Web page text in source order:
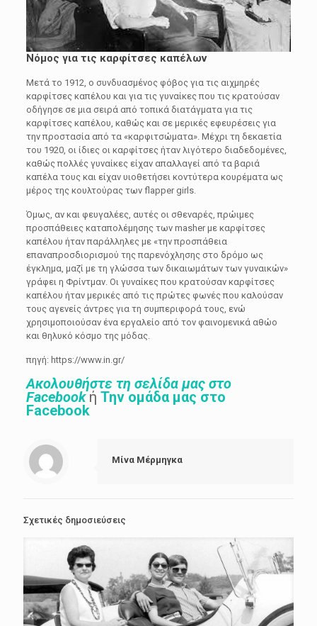
Νόμος για τις καρφίτσες καπέλων
Μετά το 1912, ο συνδυασμένος φόβος για τις αιχμηρές
καρφίτσες καπέλου και για τις γυναίκες που τις κρατούσαν
οδήγησε σε μια σειρά από τοπικά διατάγματα για τις
καρφίτσες καπέλου, καθώς και σε μερικές εφευρέσεις για
την προστασία από τα «καρφιτσώματα». Μέχρι τη δεκαετία
του 1920, οι ίδιες οι καρφίτσες ήταν λιγότερο διαδεδομένες,
καθώς πολλές γυναίκες είχαν απαλλαγεί από τα βαριά
καπέλα τους και είχαν υιοθετήσει κοντύτερα κουρέματα ως
μέρος της κουλτούρας των flapper girls.
Όμως, αν και φευγαλέες, αυτές οι σθεναρές, πρώιμες
προσπάθειες καταπολέμησης των masher με καρφίτσες
καπέλου ήταν παράλληλες με «την προσπάθεια
επαναπροσδιορισμού της παρενόχλησης στο δρόμο ως
έγκλημα, μαζί με τη γλώσσα των δικαιωμάτων των γυναικών»
γράφει η Φρίντμαν. Οι γυναίκες που κρατούσαν καρφίτσες
καπέλου ήταν μερικές από τις πρώτες φωνές που καλούσαν
τους αγενείς άντρες για τη συμπεριφορά τους, ενώ
χρησιμοποιούσαν ένα εργαλείο από τον φαινομενικά αθώο
και θηλυκό κόσμο της μόδας.
πηγή: https://www.in.gr/
Ακολουθήστε τη σελίδα μας στο
Facebook ή Την ομάδα μας στο
Facebook
Μίνα Μέρμηγκα
Σχετικές δημοσιεύσεις